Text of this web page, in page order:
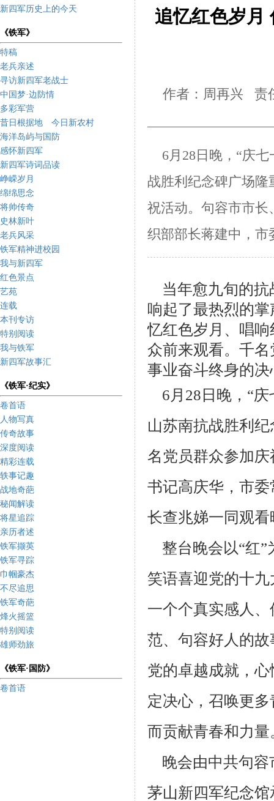
新四军历史上的今天
《铁军》
特稿
老兵亲述
寻访新四军老战士
中国梦·边防情
多彩军营
昔日根据地 今日新农村
海洋岛屿与国防
感怀新四军
新四军诗词品读
峥嵘岁月
绵绵思念
将帅传奇
史林新叶
老兵风采
铁军精神进校园
我与新四军
红色景点
艺苑
连载
本刊专访
特别阅读
我与铁军
新四军故事汇
《铁军·纪实》
卷首语
人物写真
传奇故事
深度阅读
精彩连载
轶事记趣
战地奇葩
秘闻解读
将星追踪
亲历者述
铁军撷英
铁军寻踪
巾帼豪杰
不尽追思
铁军奇葩
烽火摇篮
特别阅读
雄师劲旅
《铁军·国防》
卷首语
追忆红色岁
作者：周再兴 责
6月 28 日晚，“庆
战胜利纪念碑广场
祝活动。句容市市长
织部部长蒋建中，市
当年愈九旬的抗
响起了最热烈的
忆红色岁月、唱
众前来观看。千
事业奋斗终身的
6月 28 日晚，“
山苏南抗战胜利
名党员群众参加
书记高庆华，市
长查兆娣一同观看
整台晚会以“红
笑语喜迎党的十
一个个真实感人
范、句容好人的
党的卓越成就，
定决心，召唤更
而贡献青春和力量
晚会由中共句
茅山新四军纪念馆